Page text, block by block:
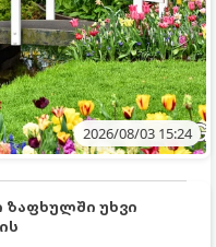
2026/08/03 15:24
უხვი